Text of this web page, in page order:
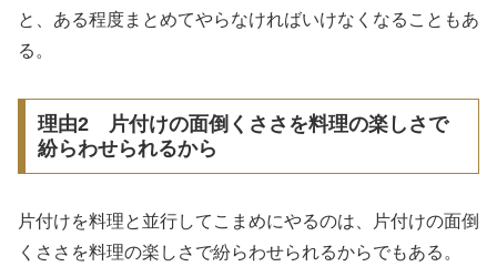
と、ある程度まとめてやらなければいけなくなることもあ
る。
理由2 片付けの面倒くささを料理の楽しさで
紛らわせられるから
片付けを料理と並行してこまめにやるのは、片付けの面倒
くささを料理の楽しさで紛らわせられるからでもある。